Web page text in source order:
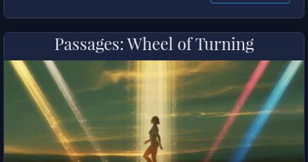
Passages: Wheel of Turning